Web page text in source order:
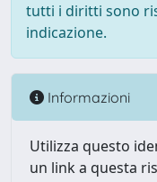
tutti i diritti sono
indicazione.
Informazioni
Utilizza questo
un link a questa